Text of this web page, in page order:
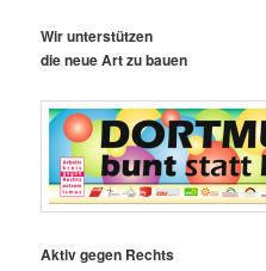
Wir unterstützen
die neue Art zu bauen
Aktiv gegen Rechts